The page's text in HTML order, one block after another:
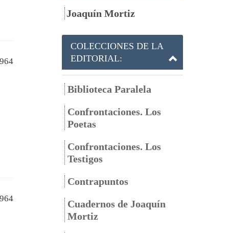
Joaquín Mortiz
COLECCIONES DE LA
EDITORIAL:
Biblioteca Paralela
Confrontaciones. Los
Poetas
Confrontaciones. Los
Testigos
Contrapuntos
Cuadernos de Joaquín
Mortiz